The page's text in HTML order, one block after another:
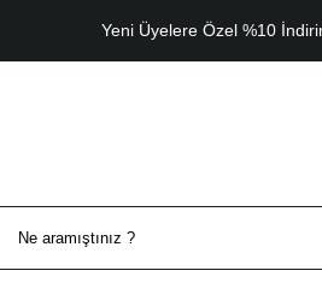
Yeni Üyelere Özel %10